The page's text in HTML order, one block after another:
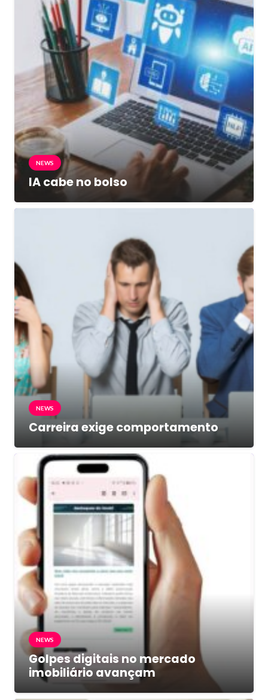
NEWS
IA cabe no bolso
NEWS
Carreira exige comportamento
NEWS
Golpes digitais no mercado
imobiliário avançam